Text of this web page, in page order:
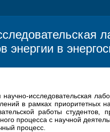
энергии в
научно-исследовательская
в рамках приоритетных
работы
процесса с научной
процесс.